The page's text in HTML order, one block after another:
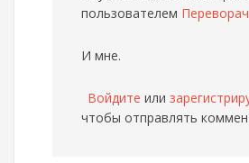
пользователем
И мне.
Войдите или
чтобы отправлять